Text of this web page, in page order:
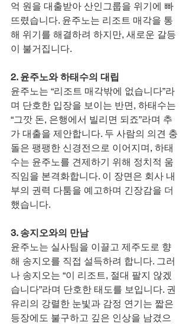
억 원을 대출받아 산인그룹을 위기에 빠
뜨렸습니다. 윤주노는 리조트 매각을 통
해 위기를 해결하려 하지만, 새로운 갈등
이 불거집니다.
2. 윤주노와 하태수의 대립
윤주노는 “리조트 매각밖에 없습니다”라
며 단호한 입장을 보이는 반면, 하태수는
“그깟 돈, 은행에서 빌리면 되죠”라며 추
가 대출을 제안합니다. 두 사람의 의견 충
돌은 팽팽한 신경전으로 이어지며, 하태
수는 윤주노를 견제하기 위해 정치적 움
직임을 본격화합니다. 이 장면은 회사 내
부의 권력 다툼을 예고하며 긴장감을 더
했습니다.
3. 송지오와의 만남
윤주노는 실사팀을 이끌고 제주도로 향
해 송지오를 직접 설득하려 합니다. 그러
나 송지오는 “이 리조트, 절대 팔지 않겠
습니다”라며 단호한 태도를 보입니다. 권
유리의 강렬한 눈빛과 감정 연기는 짧은
등장에도 불구하고 깊은 인상을 남겼으